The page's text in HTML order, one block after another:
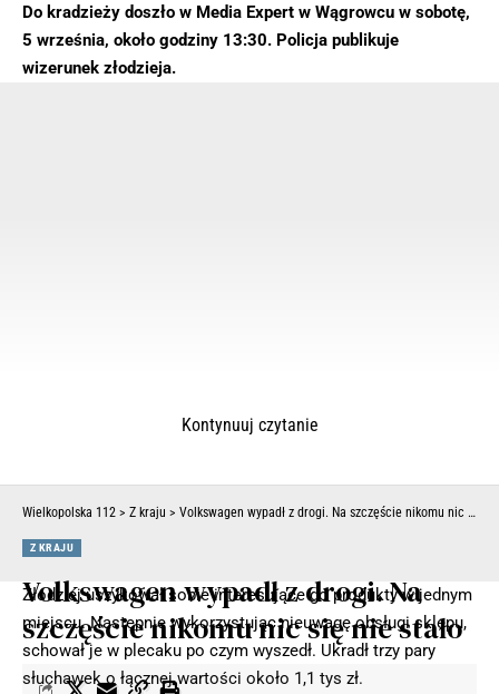
Do kradzieży doszło w Media Expert w Wągrowcu w sobotę,
5 września, około godziny 13:30. Policja publikuje
wizerunek złodzieja.
Złodziej uszykował sobie interesujące go produkty w jednym
miejscu. Następnie wykorzystując nieuwagę obsługi sklepu,
schował je w plecaku po czym wyszedł. Ukradł trzy pary
słuchawek o łącznej wartości około 1,1 tys zł.
Kontynuuj czytanie
Wielkopolska 112 > Z kraju > Volkswagen wypadł z drogi. Na szczęście nikomu nic się nie stało
Z KRAJU
Volkswagen wypadł z drogi. Na
szczęście nikomu nic się nie stało